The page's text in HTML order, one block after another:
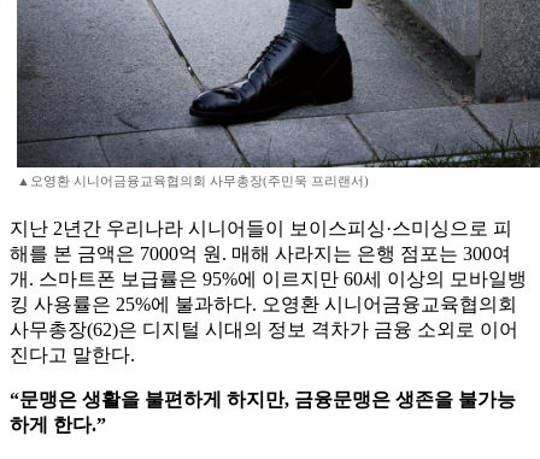
▲오영환 시니어금융교육협의회 사무총장(주민욱 프리랜서)
지난 2년간 우리나라 시니어들이 보이스피싱·스미싱으로 피
해를 본 금액은 7000억 원. 매해 사라지는 은행 점포는 300여
개. 스마트폰 보급률은 95%에 이르지만 60세 이상의 모바일뱅
킹 사용률은 25%에 불과하다. 오영환 시니어금융교육협의회
사무총장(62)은 디지털 시대의 정보 격차가 금융 소외로 이어
진다고 말한다.
“문맹은 생활을 불편하게 하지만, 금융문맹은 생존을 불가능
하게 한다.”